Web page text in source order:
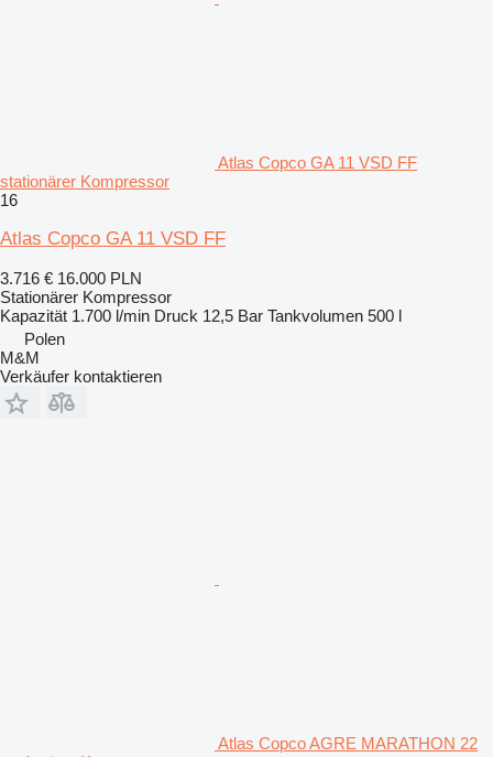
Atlas Copco GA 11 VSD FF
stationärer Kompressor
16
Atlas Copco GA 11 VSD FF
3.716 € 16.000 PLN
Stationärer Kompressor
Kapazität 1.700 l/min Druck 12,5 Bar Tankvolumen 500 l
Polen
M&M
Verkäufer kontaktieren
Atlas Copco AGRE MARATHON 22